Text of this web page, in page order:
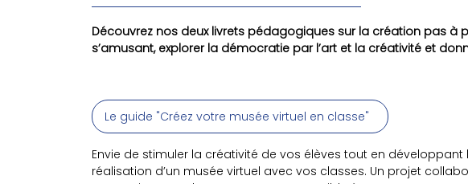
Découvrez nos deux livrets pédagogiques sur la création pas à
s’amusant, explorer la démocratie par l’art et la créativité et
Le guide "Créez votre musée virtuel en classe"
Envie de stimuler la créativité de vos élèves tout en
réalisation d’un musée virtuel avec vos classes. Un projet